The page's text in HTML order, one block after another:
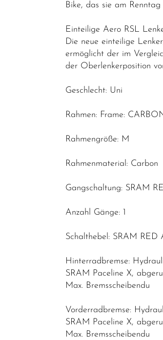
MountainbikesBike, das sie am Renntag
Einteilige Aero RSL
Die neue einteilige
ermöglicht der im
der Oberlenkerposition
Geschlecht: Uni
Rahmen: Frame:
Rahmengröße: M
Rahmenmaterial: Carbon
Gangschaltung: SRAM
Anzahl Gänge: 1
Schalthebel: SRAM RED
Hinterradbremse:
SRAM Paceline X,
Max. Bremsscheibendu
Vorderradbremse:
SRAM Paceline X,
Max. Bremsscheibendu